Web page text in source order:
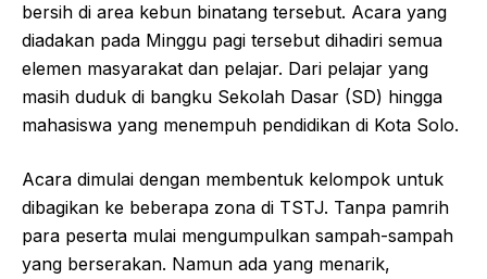
bersih di area kebun binatang tersebut. Acara yang
diadakan pada Minggu pagi tersebut dihadiri semua
elemen masyarakat dan pelajar. Dari pelajar yang
masih duduk di bangku Sekolah Dasar (SD) hingga
mahasiswa yang menempuh pendidikan di Kota Solo.
Acara dimulai dengan membentuk kelompok untuk
dibagikan ke beberapa zona di TSTJ. Tanpa pamrih
para peserta mulai mengumpulkan sampah-sampah
yang berserakan. Namun ada yang menarik,